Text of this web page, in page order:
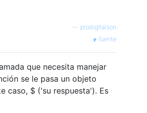
prodigitalson
fuente
que necesita manejar
se le pasa un objeto
caso, $ ('su respuesta'). Es